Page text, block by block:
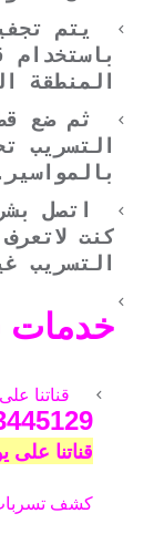
يتم
باستخدام
المنطقة
ثم ضع
التسريب
اتصل
كنت
التسريب
خدمات
قناتنا
قناتنا على
كشف تسربات